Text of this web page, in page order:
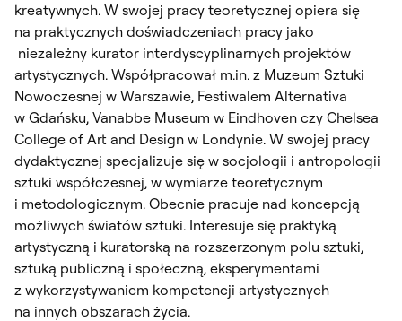
kreatywnych. W swojej pracy teoretycznej opiera się
na praktycznych doświadczeniach pracy jako
niezależny kurator interdyscyplinarnych projektów
artystycznych. Współpracował m.in. z Muzeum Sztuki
Nowoczesnej w Warszawie, Festiwalem Alternativa
w Gdańsku, Vanabbe Museum w Eindhoven czy Chelsea
College of Art and Design w Londynie. W swojej pracy
dydaktycznej specjalizuje się w socjologii i antropologii
sztuki współczesnej, w wymiarze teoretycznym
i metodologicznym. Obecnie pracuje nad koncepcją
możliwych światów sztuki. Interesuje się praktyką
artystyczną i kuratorską na rozszerzonym polu sztuki,
sztuką publiczną i społeczną, eksperymentami
z wykorzystywaniem kompetencji artystycznych
na innych obszarach życia.